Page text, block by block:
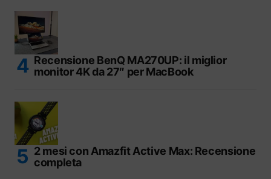
Recensione BenQ MA270UP: il miglior
monitor 4K da 27″ per MacBook
2 mesi con Amazfit Active Max: Recensione
completa